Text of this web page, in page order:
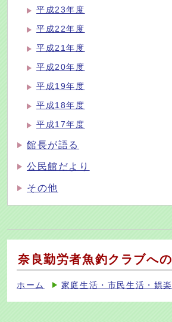
平成23年度
平成22年度
平成21年度
平成20年度
平成19年度
平成18年度
平成17年度
館長が語る
公民館だより
その他
奈良勤労者魚釣クラブへ
ホーム 家庭生活・市民生活・娯楽